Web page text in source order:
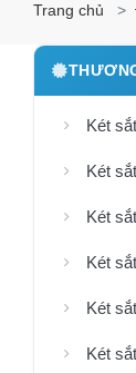
Trang chủ
Két
Két
Két
Két
Két
Két